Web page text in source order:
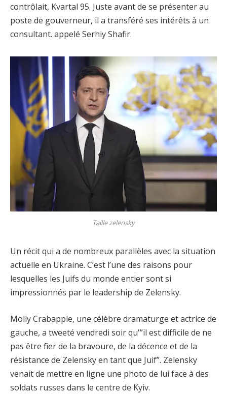
contrôlait, Kvartal 95. Juste avant de se présenter au
poste de gouverneur, il a transféré ses intérêts à un
consultant. appelé Serhiy Shafir.
Taille zelensky
Un récit qui a de nombreux parallèles avec la situation
actuelle en Ukraine. C’est l’une des raisons pour
lesquelles les Juifs du monde entier sont si
impressionnés par le leadership de Zelensky.
Molly Crabapple, une célèbre dramaturge et actrice de
gauche, a tweeté vendredi soir qu'”il est difficile de ne
pas être fier de la bravoure, de la décence et de la
résistance de Zelensky en tant que Juif”. Zelensky
venait de mettre en ligne une photo de lui face à des
soldats russes dans le centre de Kyiv.